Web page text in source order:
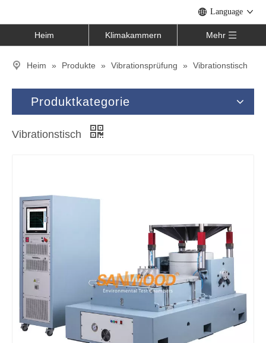
Language
Heim Klimakammern Mehr
Heim » Produkte » Vibrationsprüfung » Vibrationstisch
Produktkategorie
Vibrationstisch